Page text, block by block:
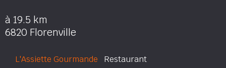
à 19.5 km
6820 Florenville
L'Assiette Gourmande Restaurant